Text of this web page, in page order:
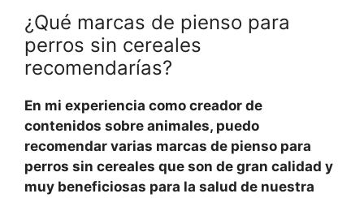
¿Qué marcas de pienso para
perros sin cereales
recomendarías?
En mi experiencia como creador de
contenidos sobre animales, puedo
recomendar varias marcas de pienso para
perros sin cereales que son de gran calidad y
muy beneficiosas para la salud de nuestra